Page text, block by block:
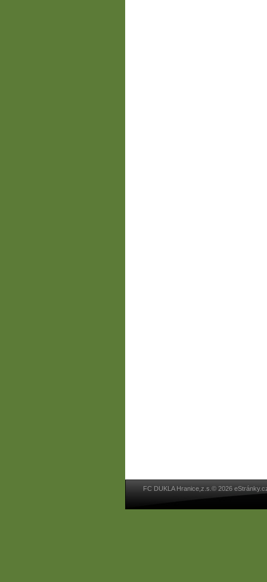
FC DUKLA Hranice,z.s.© 2026